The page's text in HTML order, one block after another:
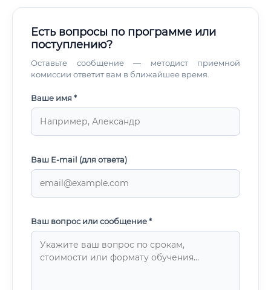
Есть вопросы по программе или
поступлению?
Оставьте сообщение — методист приемной
комиссии ответит вам в ближайшее время.
Ваше имя *
Ваш E-mail (для ответа)
Ваш вопрос или сообщение *